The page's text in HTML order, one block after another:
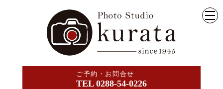
ご予約・お問合せ
TEL 0288-54-0226